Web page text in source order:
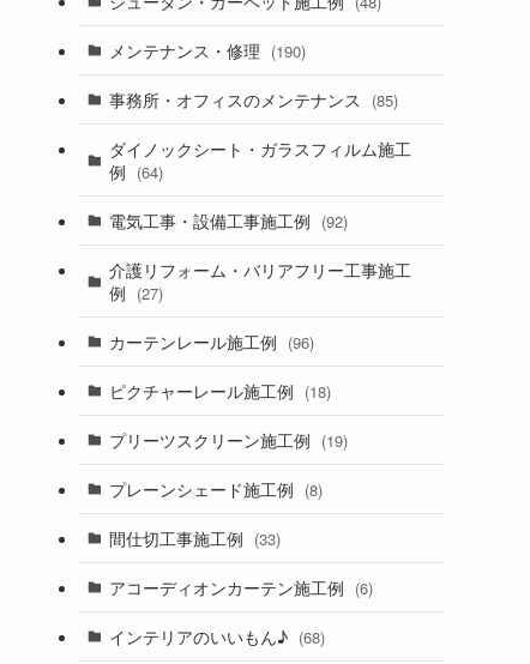
メンテナンス・修理 (190)
事務所・オフィスのメンテナンス (85)
ダイノックシート・ガラスフィルム施工
例 (64)
電気工事・設備工事施工例 (92)
介護リフォーム・バリアフリー工事施工
例 (27)
カーテンレール施工例 (96)
ピクチャーレール施工例 (18)
プリーツスクリーン施工例 (19)
プレーンシェード施工例 (8)
間仕切工事施工例 (33)
アコーディオンカーテン施工例 (6)
インテリアのいいもん♪ (68)